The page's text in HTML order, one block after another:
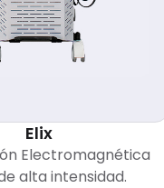
Elix
Electromagnética
alta intensidad.